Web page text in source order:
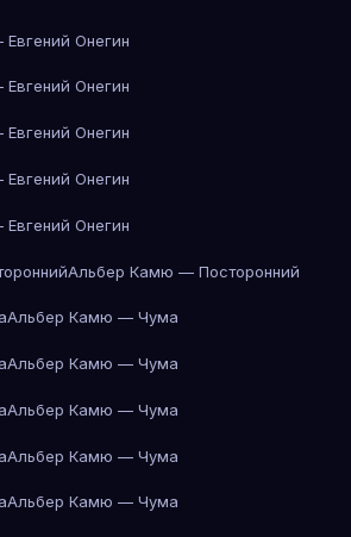
Онегин
Онегин
Онегин
Онегин
Онегин
Альбер Камю — Посторонний
Альбер Камю — Чума
Альбер Камю — Чума
Альбер Камю — Чума
Альбер Камю — Чума
Альбер Камю — Чума